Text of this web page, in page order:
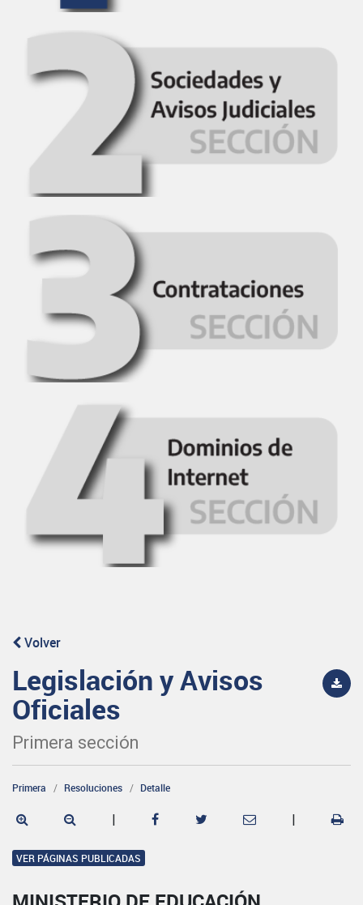
Volver
Legislación y Avisos
Oficiales
Primera sección
Primera Resoluciones Detalle
| |
VER PÁGINAS PUBLICADAS